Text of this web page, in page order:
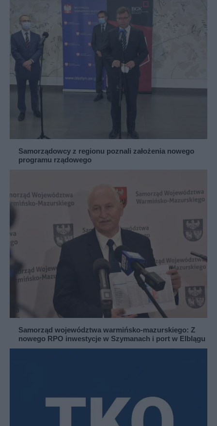
Samorządowcy z regionu poznali założenia nowego
programu rządowego
Samorząd województwa warmińsko-mazurskiego: Z
nowego RPO inwestycje w Szymanach i port w Elblągu